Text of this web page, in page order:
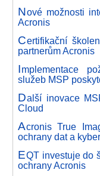
Nové možnosti
Acronis
Certifikační
partnerům Acronis
Implementace
služeb MSP
Další inovace
Cloud
Acronis True
ochrany dat a
EQT investuje do
ochrany Acronis